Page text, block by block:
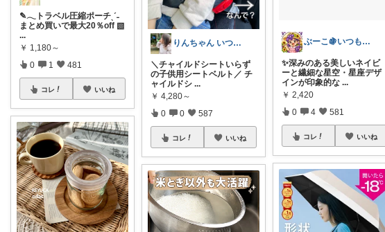
✎𓂃トラベル圧縮ポーチˎˊ˗
まとめ買いで最大20％off ▧
...
￥ 1,180～
0 1 481
コレ いいね
りんちゃん いつもありがとう⑅◡̈*♡
＼チャイルドシートいらず
の子供用シートベルト／ チ
ャイルドシ ...
￥ 4,280～
0 0 587
コレ いいね
ぶーこ🍇いつもありがとう😊
✨深みのある美しいネイビ
ーと繊細な星空・星座デザ
インが印象的な ...
￥ 2,420
0 4 581
コレ いいね